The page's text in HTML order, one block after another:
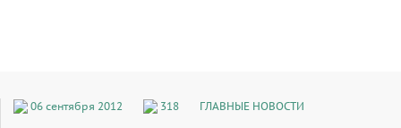
06 сентября 2012 318 ГЛАВНЫЕ НОВОСТИ